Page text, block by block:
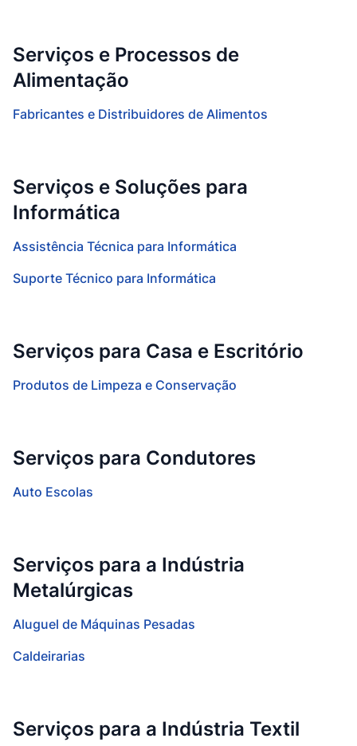
Serviços e Processos de
Alimentação
Fabricantes e Distribuidores de Alimentos
Serviços e Soluções para
Informática
Assistência Técnica para Informática
Suporte Técnico para Informática
Serviços para Casa e Escritório
Produtos de Limpeza e Conservação
Serviços para Condutores
Auto Escolas
Serviços para a Indústria
Metalúrgicas
Aluguel de Máquinas Pesadas
Caldeirarias
Serviços para a Indústria Textil